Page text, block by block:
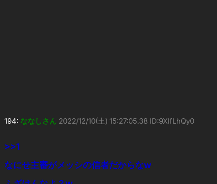
194: ななしさん 2022/12/10(土) 15:27:05.38 ID:9XlfLhQy0
>>1
なにせ主審がメッシの信者だからなw